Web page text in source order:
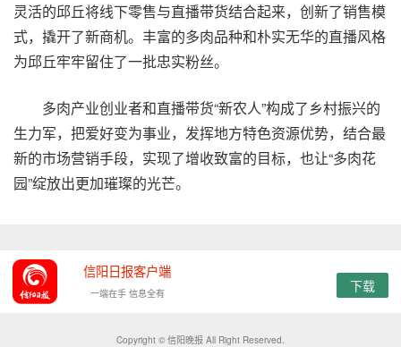
灵活的邱丘将线下零售与直播带货结合起来，创新了销售模
式，撬开了新商机。丰富的多肉品种和朴实无华的直播风格
为邱丘牢牢留住了一批忠实粉丝。
多肉产业创业者和直播带货“新农人”构成了乡村振兴的
生力军，把爱好变为事业，发挥地方特色资源优势，结合最
新的市场营销手段，实现了增收致富的目标，也让“多肉花
园”绽放出更加璀璨的光芒。
信阳日报客户端
一端在手 信息全有 下载
Copyright © 信阳晚报 All Right Reserved.